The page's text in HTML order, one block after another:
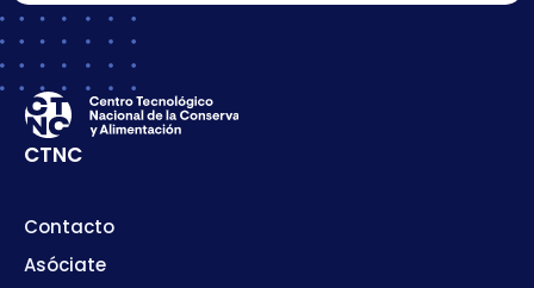
CTNC
Contacto
Asóciate